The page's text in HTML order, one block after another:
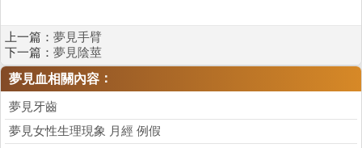
上一篇： 夢見手臂
下一篇： 夢見陰莖
夢見血相關內容 ：
夢見牙齒
夢見女性生理現象 月經 例假